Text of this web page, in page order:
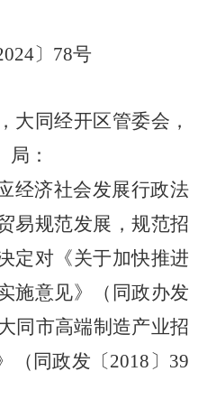
〕78号
大同经开区管委会，
：
经济社会发展行政法
易规范发展，规范招
定对《关于加快推进
施意见》（同政办发
同市高端制造产业招
（同政发〔2018〕39